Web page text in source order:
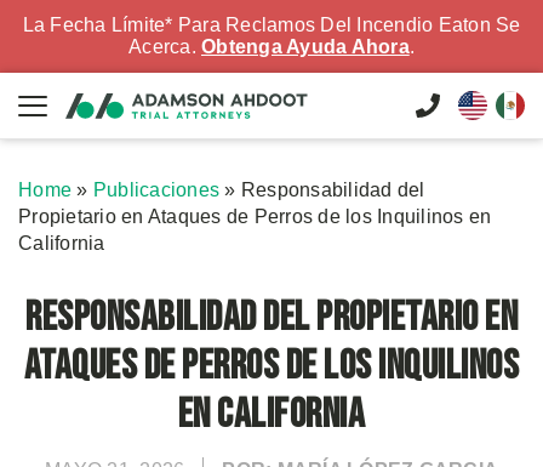
La Fecha Límite* Para Reclamos Del Incendio Eaton Se
Acerca. Obtenga Ayuda Ahora.
Home » Publicaciones » Responsabilidad del
Propietario en Ataques de Perros de los Inquilinos en
California
Responsabilidad del Propietario en
Ataques de Perros de los Inquilinos
en California